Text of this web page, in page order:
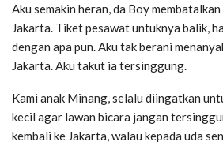
Aku semakin heran, da Boy
Jakarta. Tiket pesawat untuknya balik,
dengan apa pun. Aku tak berani
Jakarta. Aku takut ia tersinggung.
Kami anak Minang, selalu diingatkan
kecil agar lawan bicara jangan
kembali ke Jakarta, walau kepada uda